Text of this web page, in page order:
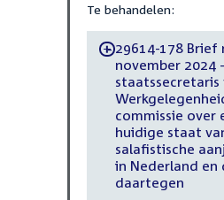
Te behandelen:
-29614-178 Brief
november 2024
staatssecretaris
commissie over
huidige staat
salafistische
in Nederland en
daartegen